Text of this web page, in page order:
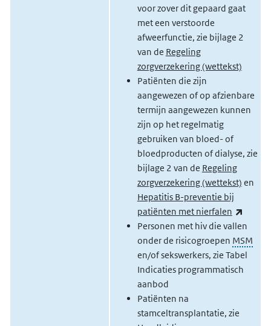
voor zover dit gepaard gaat
met een verstoorde
afweerfunctie, zie bijlage 2
van de Regeling
zorgverzekering (wettekst)
Patiënten die zijn
aangewezen of op afzienbare
termijn aangewezen kunnen
zijn op het regelmatig
gebruiken van bloed- of
bloedproducten of dialyse, zie
bijlage 2 van de Regeling
zorgverzekering (wettekst) en
Hepatitis B-preventie bij
patiënten met nierfalen
Personen met hiv die vallen
onder de risicogroepen MSM
en/of sekswerkers, zie Tabel
Indicaties programmatisch
aanbod
Patiënten na
stamceltransplantatie, zie